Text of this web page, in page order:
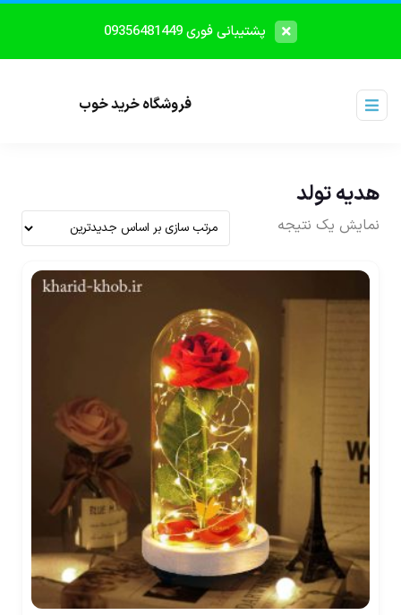
پشتیبانی فوری 09356481449
فروشگاه خرید خوب
هدیه تولد
نمایش یک نتیجه